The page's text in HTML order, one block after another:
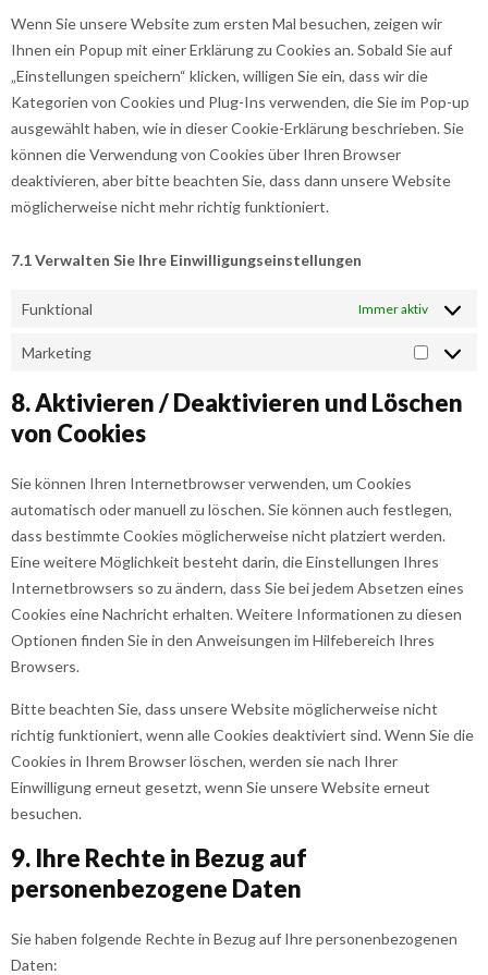
Wenn Sie unsere Website zum ersten Mal besuchen, zeigen wir
Ihnen ein Popup mit einer Erklärung zu Cookies an. Sobald Sie auf
„Einstellungen speichern“ klicken, willigen Sie ein, dass wir die
Kategorien von Cookies und Plug-Ins verwenden, die Sie im Pop-up
ausgewählt haben, wie in dieser Cookie-Erklärung beschrieben. Sie
können die Verwendung von Cookies über Ihren Browser
deaktivieren, aber bitte beachten Sie, dass dann unsere Website
möglicherweise nicht mehr richtig funktioniert.
7.1 Verwalten Sie Ihre Einwilligungseinstellungen
Funktional Immer aktiv
Marketing
8. Aktivieren / Deaktivieren und Löschen
von Cookies
Sie können Ihren Internetbrowser verwenden, um Cookies
automatisch oder manuell zu löschen. Sie können auch festlegen,
dass bestimmte Cookies möglicherweise nicht platziert werden.
Eine weitere Möglichkeit besteht darin, die Einstellungen Ihres
Internetbrowsers so zu ändern, dass Sie bei jedem Absetzen eines
Cookies eine Nachricht erhalten. Weitere Informationen zu diesen
Optionen finden Sie in den Anweisungen im Hilfebereich Ihres
Browsers.
Bitte beachten Sie, dass unsere Website möglicherweise nicht
richtig funktioniert, wenn alle Cookies deaktiviert sind. Wenn Sie die
Cookies in Ihrem Browser löschen, werden sie nach Ihrer
Einwilligung erneut gesetzt, wenn Sie unsere Website erneut
besuchen.
9. Ihre Rechte in Bezug auf
personenbezogene Daten
Sie haben folgende Rechte in Bezug auf Ihre personenbezogenen
Daten: